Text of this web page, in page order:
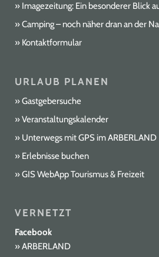
Imagezeitung: Ein besonderer Blick
Camping – noch näher dran an der
Kontaktformular
URLAUB PLANEN
Gastgebersuche
Veranstaltungskalender
Unterwegs mit GPS im ARBERLAND
Erlebnisse buchen
GIS WebApp Tourismus & Freizeit
VERNETZT
Facebook
ARBERLAND